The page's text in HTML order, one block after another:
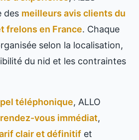
des meilleurs avis clients du
frelons en France. Chaque
selon la localisation,
du nid et les contraintes
téléphonique, ALLO
vous immédiat,
clair et définitif et